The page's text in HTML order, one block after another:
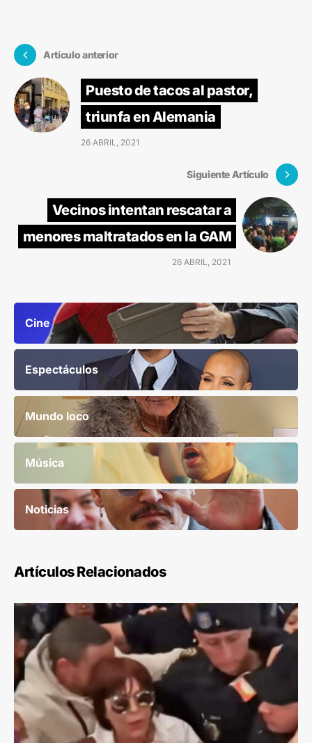
Artículo anterior
Puesto de tacos al pastor,
triunfa en Alemania
26 ABRIL, 2021
Siguiente Artículo
Vecinos intentan rescatar a
menores maltratados en la GAM
26 ABRIL, 2021
Cine
Espectáculos
Mundo loco
Música
Noticias
Artículos Relacionados